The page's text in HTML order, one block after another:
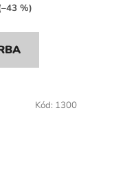
%)
Kód: 1300